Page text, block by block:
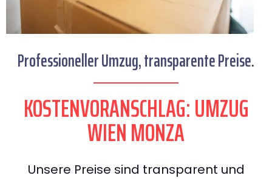
Professioneller Umzug, transparente Preise.
KOSTENVORANSCHLAG: UMZUG
WIEN MONZA
Unsere Preise sind transparent und